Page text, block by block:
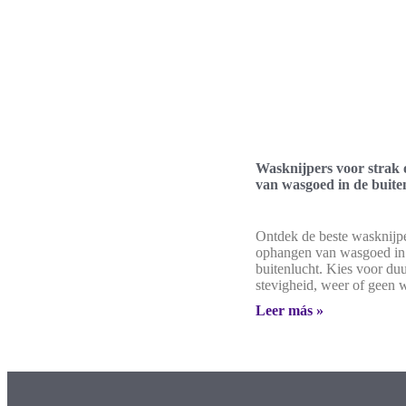
Wasknijpers voor strak
van wasgoed in de
Ontdek de beste
ophangen van wasgoed
buitenlucht. Kies voor
stevigheid, weer of geen
Leer más »